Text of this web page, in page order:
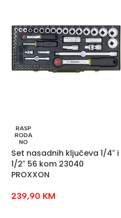
RASP
RODA
NO
Set nasadnih ključeva 1/4″ i
1/2″ 56 kom 23040
PROXXON
239,90 KM